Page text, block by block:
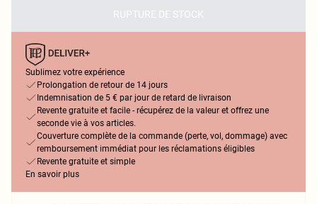
RUPTURE DE STOCK
Sublimez votre expérience
Prolongation de retour de 14 jours
Indemnisation de 5 € par jour de retard de livraison
Revente gratuite et facile - récupérez de la valeur et offrez une
seconde vie à vos articles.
Couverture complète de la commande (perte, vol, dommage) avec
remboursement immédiat pour les réclamations éligibles
Revente gratuite et simple
En savoir plus